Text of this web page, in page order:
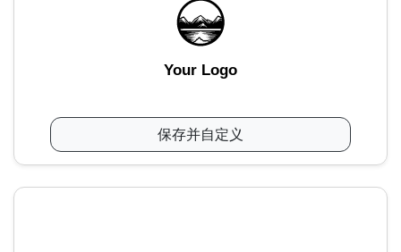
Your Logo
保存并自定义